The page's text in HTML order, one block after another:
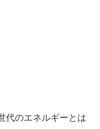
代のエネルギーとは